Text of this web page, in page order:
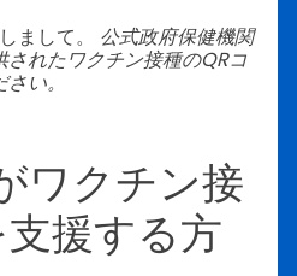
まして。 公式政府保健機関
れたワクチン接種のQRコ
い。
ワクチン接
援する方